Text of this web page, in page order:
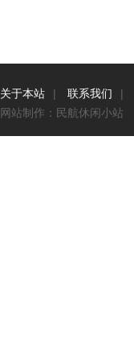
关于本站 | 联系我们 |
网站制作：民航休闲小站